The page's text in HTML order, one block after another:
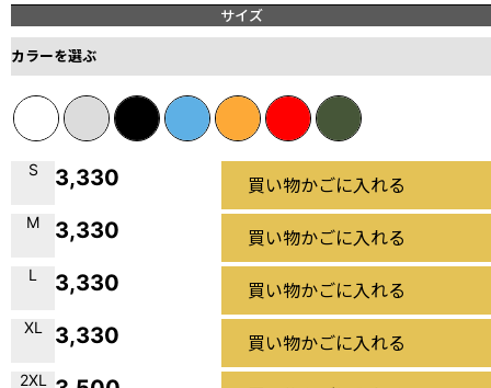
サイズ
カラーを選ぶ
S 3,330 買い物かごに入れる
M 3,330 買い物かごに入れる
L 3,330 買い物かごに入れる
XL 3,330 買い物かごに入れる
2XL